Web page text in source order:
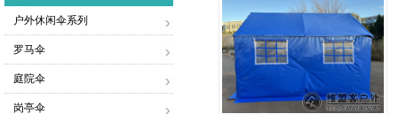
户外休闲伞系列
罗马伞
庭院伞
岗亭伞